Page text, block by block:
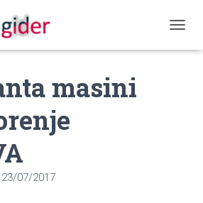
masini
23/07/2017